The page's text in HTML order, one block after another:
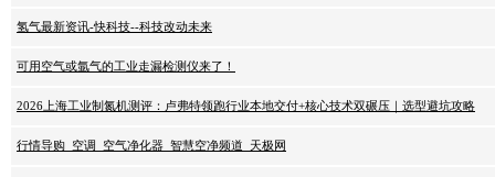
氢气最新资讯-快科技--科技改动未来
可用空气或氩气的工业走漏检测仪来了！
2026上海工业制氮机测评：卢弗特领跑行业本地交付+核心技术双碾压｜选型避坑攻略
行情导购_空调_空气净化器_智慧空净频道_天极网